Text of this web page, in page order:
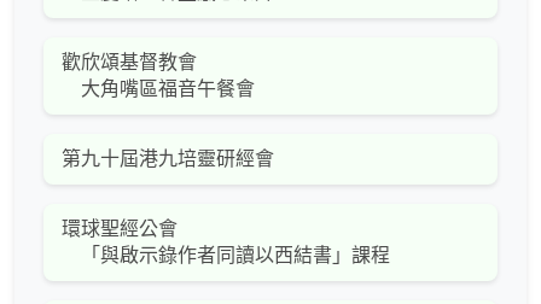
歡欣頌基督教會
大角嘴區福音午餐會
第九十屆港九培靈研經會
環球聖經公會
「與啟示錄作者同讀以西結書」課程